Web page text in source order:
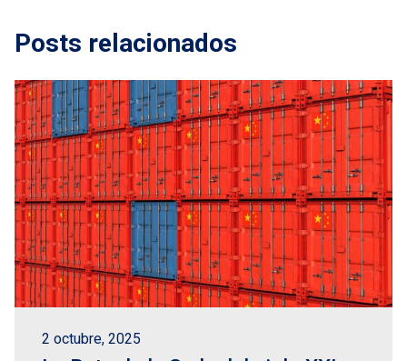
Posts relacionados
2 octubre, 2025